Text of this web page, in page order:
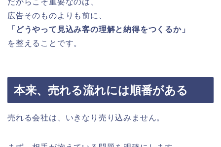
だからこそ重要なのは、
広告そのものよりも前に、
「どうやって見込み客の理解と納得をつくるか」
を整えることです。
本来、売れる流れには順番がある
売れる会社は、いきなり売り込みません。